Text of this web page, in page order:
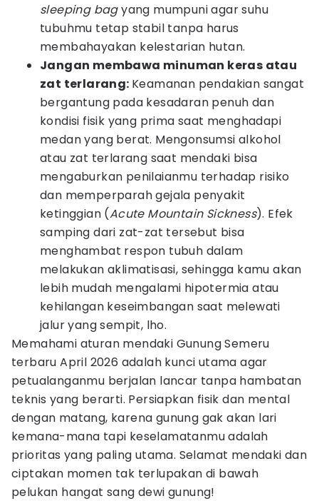
sleeping bagyang mumpuni agar suhu
tubuhmu tetap stabil tanpa harus
membahayakan kelestarian hutan.
Jangan membawa minuman keras atau
zat terlarang: Keamanan pendakian sangat
bergantung pada kesadaran penuh dan
kondisi fisik yang prima saat menghadapi
medan yang berat. Mengonsumsi alkohol
atau zat terlarang saat mendaki bisa
mengaburkan penilaianmu terhadap risiko
dan memperparah gejala penyakit
ketinggian (Acute Mountain Sickness). Efek
samping dari zat-zat tersebut bisa
menghambat respon tubuh dalam
melakukan aklimatisasi, sehingga kamu akan
lebih mudah mengalami hipotermia atau
kehilangan keseimbangan saat melewati
jalur yang sempit, lho.
Memahami aturan mendaki Gunung Semeru
terbaru April 2026 adalah kunci utama agar
petualanganmu berjalan lancar tanpa hambatan
teknis yang berarti. Persiapkan fisik dan mental
dengan matang, karena gunung gak akan lari
kemana-mana tapi keselamatanmu adalah
prioritas yang paling utama. Selamat mendaki dan
ciptakan momen tak terlupakan di bawah
pelukan hangat sang dewi gunung!